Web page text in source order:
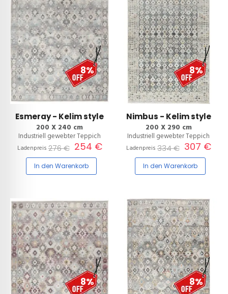
8%
Esmeray - Kelim style
200 X 240 cm
Industriell gewebter Teppich
Ladenpreis276 € 254 €
In den Warenkorb
8%
Nimbus - Kelim style
200 X 290 cm
Industriell gewebter Teppich
Ladenpreis334 € 307 €
In den Warenkorb
8% 8%